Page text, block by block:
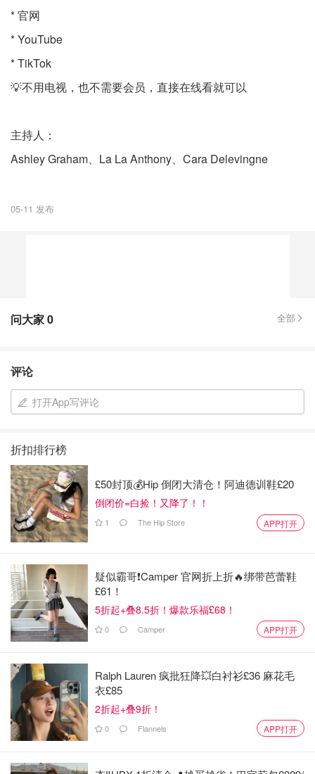
* 官网
* YouTube
* TikTok
💡不用电视，也不需要会员，直接在线看就可以
主持人：
Ashley Graham、La La Anthony、Cara Delevingne
05-11 发布
问大家0 全部
评论
打开App写评论
折扣排行榜
£50封顶💰Hip 倒闭大清仓！阿迪德训鞋£20
倒闭价=白捡！又降了！！
1 The Hip Store APP打开
疑似霸哥❗️Camper 官网折上折🔥绑带芭蕾鞋
£61！
5折起+叠8.5折！爆款乐福£68！
0 Camper APP打开
Ralph Lauren 疯批狂降💥白衬衫£36 麻花毛
衣£85
2折起+叠9折！
0 Flannels APP打开